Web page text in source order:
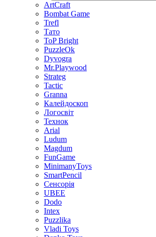
ArtCraft
Bombat Game
Trefl
Тато
ToP Bright
PuzzleOk
Dyvogra
Mr.Playwood
Strateg
Tactic
Granna
Калейдоскоп
Логосвіт
Технок
Arial
Ludum
Magdum
FunGame
MinimanyToys
SmartPencil
Сенсорія
UBEE
Dodo
Intex
Puzzlika
Vladi Toys